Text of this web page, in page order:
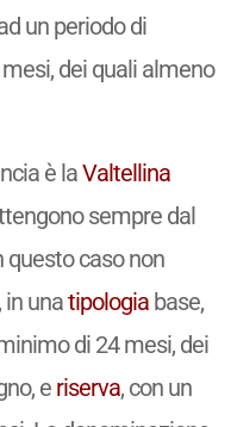
un periodo di
dei quali almeno
è laValtellina
sempre dal
questo caso non
in unatipologiabase,
di 24 mesi, dei
e riserva, con un